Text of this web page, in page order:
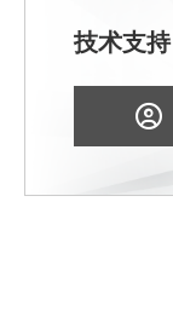
技术支持